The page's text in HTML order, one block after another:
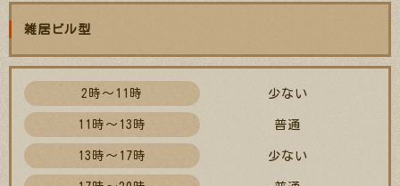
雑居ビル型
2時～11時 少ない
11時～13時 普通
13時～17時 少ない